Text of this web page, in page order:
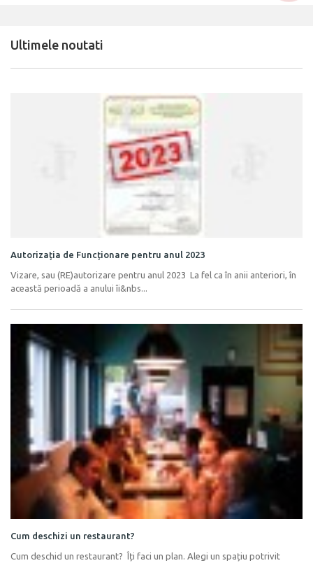
Ultimele noutati
Autorizația de Funcționare pentru anul 2023
Vizare, sau (RE)autorizare pentru anul 2023 La fel ca în anii anteriori, în
această perioadă a anului îi&nbs...
Cum deschizi un restaurant?
Cum deschid un restaurant? Îți faci un plan. Alegi un spațiu potrivit